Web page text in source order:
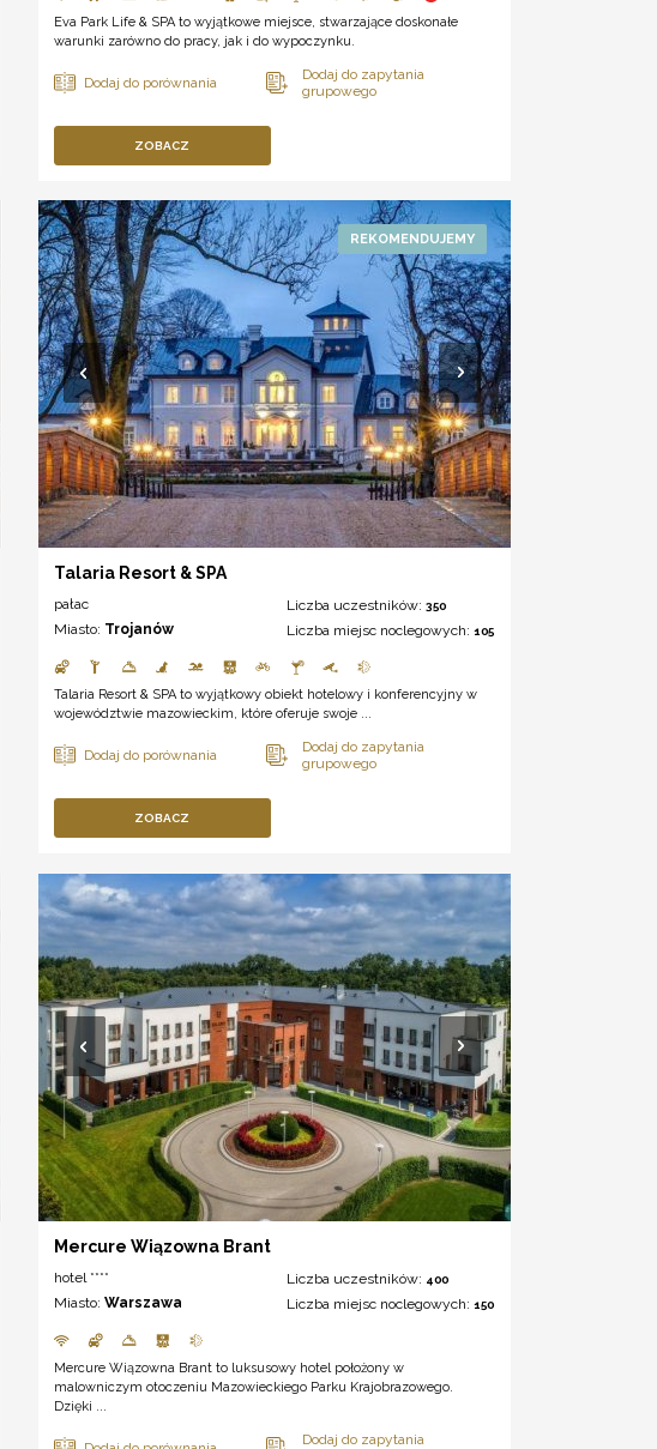
Eva Park Life & SPA to wyjątkowe miejsce, stwarzające doskonałe
warunki zarówno do pracy, jak i do wypoczynku.
ZOBACZ
Talaria Resort & SPA
pałac
Miasto: Trojanów
Liczba uczestników: 350
Liczba miejsc noclegowych: 105
Talaria Resort & SPA to wyjątkowy obiekt hotelowy i konferencyjny w
województwie mazowieckim, które oferuje swoje ...
ZOBACZ
Mercure Wiązowna Brant
hotel ****
Miasto:Warszawa
Liczba uczestników: 400
Liczba miejsc noclegowych: 150
Mercure Wiązowna Brant to luksusowy hotel położony w
malowniczym otoczeniu Mazowieckiego Parku Krajobrazowego.
Dzięki ...